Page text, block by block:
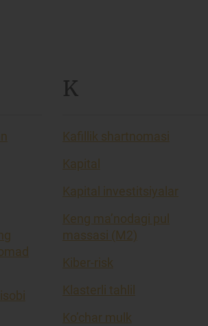
K
Kafillik shartnomasi
Kapital
Kapital investitsiyalar
Keng ma’nodagi pul
massasi (M2)
Kiber-risk
Klasterli tahlil
Ko’char mulk